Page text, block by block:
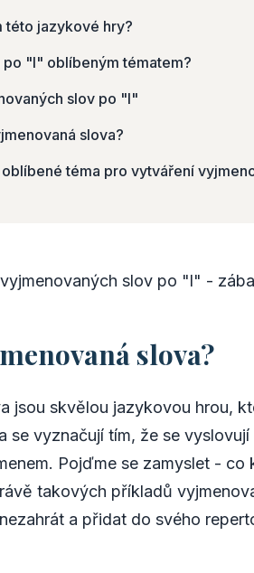
této jazykové hry?
po "l" oblíbeným tématem?
slov po "l"
slova?
téma pro vytváření
slov po "l" -
slova?
jsou skvělou jazykovou hrou,
se vyznačují tím, že se
Pojďme se zamyslet -
takových příkladů
a přidat do svého